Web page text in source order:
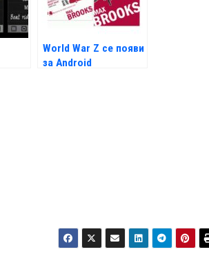
World War Z се появи
за Android